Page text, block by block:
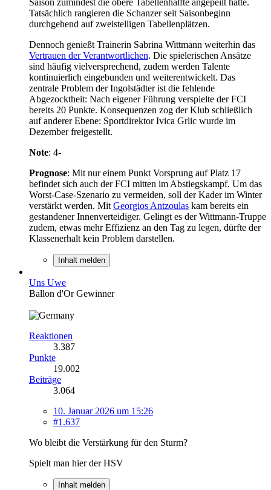
Tatsächlich rangieren die Schanzer seit Saisonbeginn
durchgehend auf zweistelligen Tabellenplätzen.
Dennoch genießt Trainerin Sabrina Wittmann weiterhin das
Vertrauen der Verantwortlichen. Die spielerischen Ansätze
sind häufig vielversprechend, zudem werden Talente
kontinuierlich eingebunden und weiterentwickelt. Das
zentrale Problem der Ingolstädter ist die fehlende
Abgezocktheit: Nach eigener Führung verspielte der FCI
bereits 20 Punkte. Konsequenzen zog der Klub schließlich
auf anderer Ebene: Sportdirektor Ivica Grlic wurde im
Dezember freigestellt.
Note: 4-
Prognose: Mit nur einem Punkt Vorsprung auf Platz 17
befindet sich auch der FCI mitten im Abstiegskampf. Um das
Worst-Case-Szenario zu vermeiden, soll der Kader im Winter
verstärkt werden. Mit Georgios Antzoulas kam bereits ein
gestandener Innenverteidiger. Gelingt es der Wittmann-Truppe
zudem, etwas mehr Effizienz an den Tag zu legen, dürfte der
Klassenerhalt kein Problem darstellen.
Inhalt melden
Uns Uwe
Ballon d'Or Gewinner
Reaktionen
3.387
Punkte
19.002
Beiträge
3.064
10. Januar 2026 um 15:26
#1.637
Wo bleibt die Verstärkung für den Sturm?
Spielt man hier der HSV
Inhalt melden